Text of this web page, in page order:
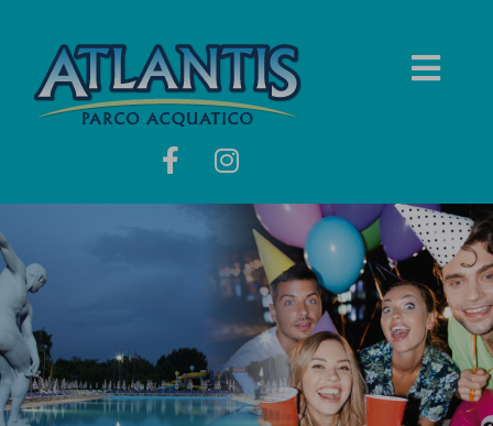
Feste serali